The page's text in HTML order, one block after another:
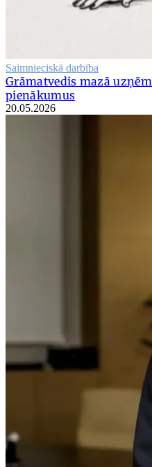
Saimnieciskā darbība
Grāmatvedis mazā
pienākumus
20.05.2026